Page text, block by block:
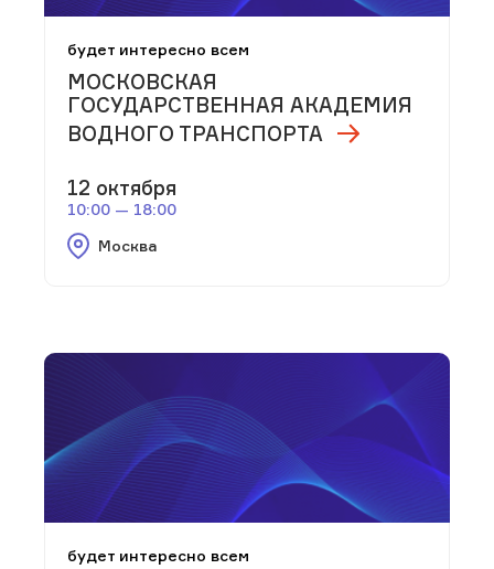
будет интересно всем
МОСКОВСКАЯ
ГОСУДАРСТВЕННАЯ АКАДЕМИЯ
ВОДНОГО ТРАНСПОРТА
12 октября
10:00 — 18:00
Москва
будет интересно всем